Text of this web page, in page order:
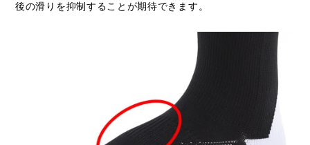
後の滑りを抑制することが期待できます。